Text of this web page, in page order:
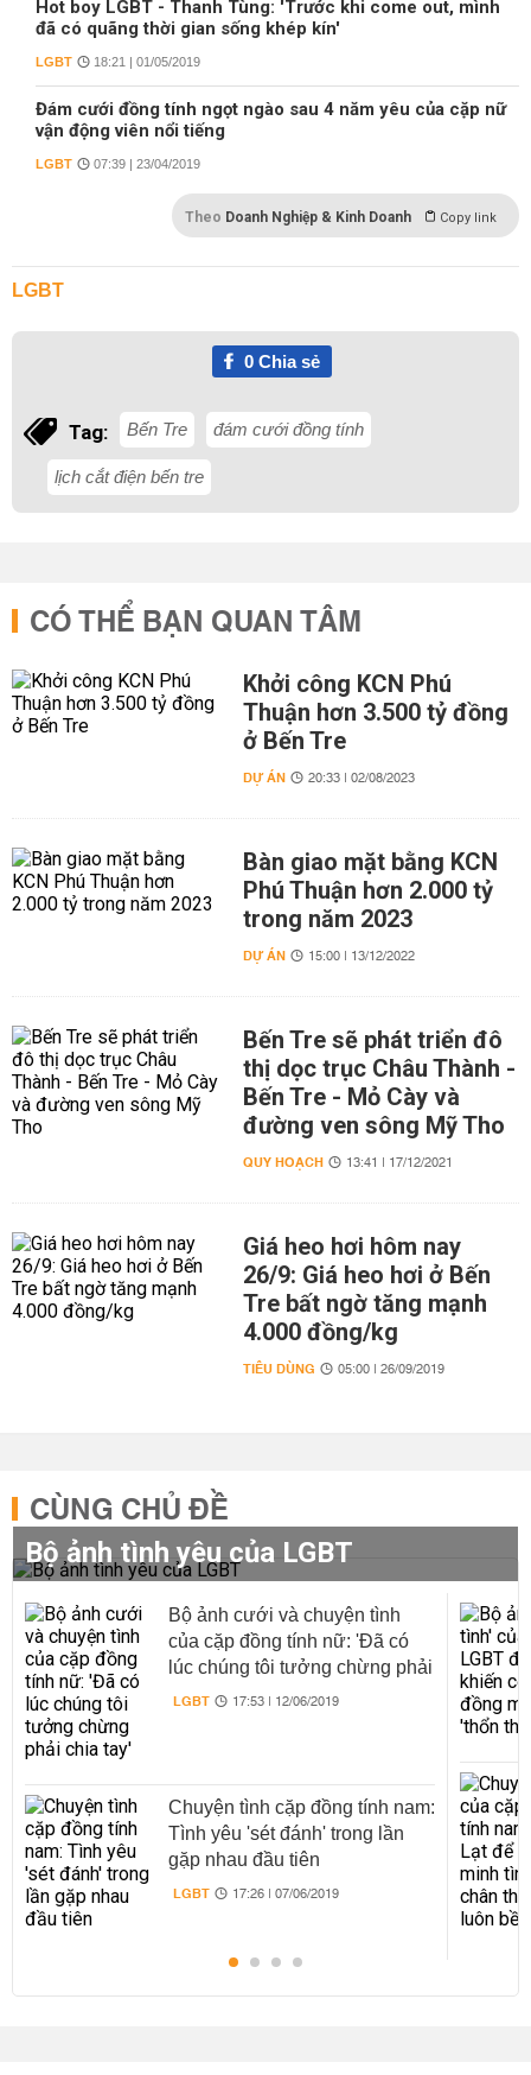
Hot boy LGBT - Thanh Tùng: 'Trước khi come out, mình
đã có quãng thời gian sống khép kín'
LGBT 18:21 | 01/05/2019
Đám cưới đồng tính ngọt ngào sau 4 năm yêu của cặp nữ
vận động viên nổi tiếng
LGBT 07:39 | 23/04/2019
Theo Doanh Nghiệp & Kinh Doanh Copy link
LGBT
0Chia sẻ
Tag: Bến Tre đám cưới đồng tính
lịch cắt điện bến tre
CÓ THỂ BẠN QUAN TÂM
Khởi công KCN Phú
Thuận hơn 3.500 tỷ đồng
ở Bến Tre
DỰ ÁN 20:33 | 02/08/2023
Bàn giao mặt bằng KCN
Phú Thuận hơn 2.000 tỷ
trong năm 2023
DỰ ÁN 15:00 | 13/12/2022
Bến Tre sẽ phát triển đô
thị dọc trục Châu Thành -
Bến Tre - Mỏ Cày và
đường ven sông Mỹ Tho
QUY HOẠCH 13:41 | 17/12/2021
Giá heo hơi hôm nay
26/9: Giá heo hơi ở Bến
Tre bất ngờ tăng mạnh
4.000 đồng/kg
TIÊU DÙNG 05:00 | 26/09/2019
CÙNG CHỦ ĐỀ
Bộ ảnh tình yêu của LGBT
Bộ ảnh cưới và chuyện tình
của cặp đồng tính nữ: 'Đã có
lúc chúng tôi tưởng chừng phải
chia tay'
LGBT 17:53 | 12/06/2019
Chuyện tình cặp đồng tính nam:
Tình yêu 'sét đánh' trong lần
gặp nhau đầu tiên
LGBT 17:26 | 07/06/2019